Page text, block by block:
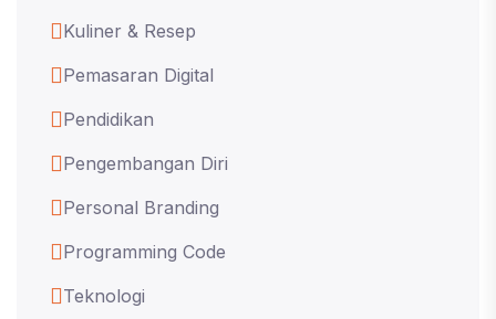
Kuliner & Resep
Pemasaran Digital
Pendidikan
Pengembangan Diri
Personal Branding
Programming Code
Teknologi